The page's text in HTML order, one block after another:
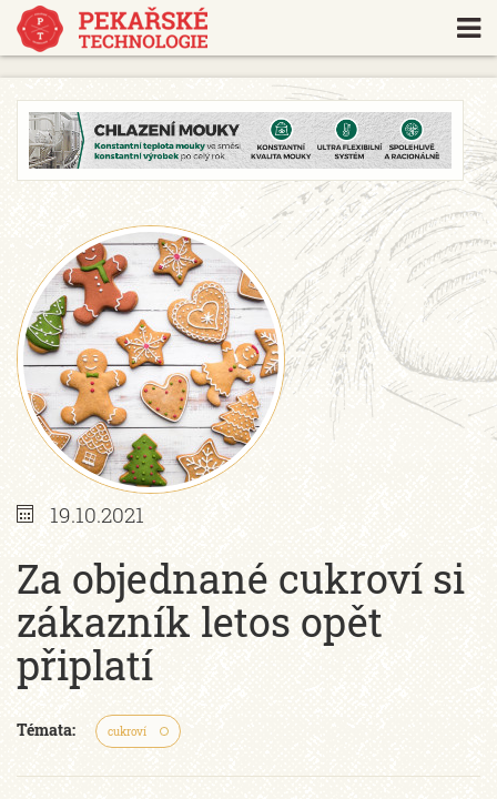
https://www.traditionrolex.com/18
19.10.2021
Za objednané cukroví si
zákazník letos opět
připlatí
Témata: cukroví